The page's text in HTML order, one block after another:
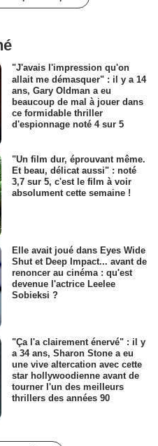
"J'avais l'impression qu'on
allait me démasquer" : il y a 14
ans, Gary Oldman a eu
beaucoup de mal à jouer dans
ce formidable thriller
d'espionnage noté 4 sur 5
"Un film dur, éprouvant même.
Et beau, délicat aussi" : noté
3,7 sur 5, c'est le film à voir
absolument cette semaine !
Elle avait joué dans Eyes Wide
Shut et Deep Impact... avant de
renoncer au cinéma : qu'est
devenue l'actrice Leelee
Sobieksi ?
"Ça l'a clairement énervé" : il y
a 34 ans, Sharon Stone a eu
une vive altercation avec cette
star hollywoodienne avant de
tourner l'un des meilleurs
thrillers des années 90